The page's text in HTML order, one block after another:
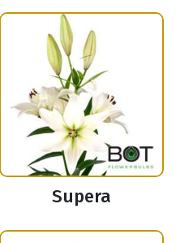
Supera